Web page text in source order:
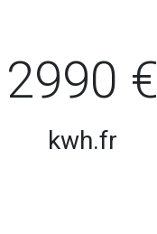
2990 €
kwh.fr